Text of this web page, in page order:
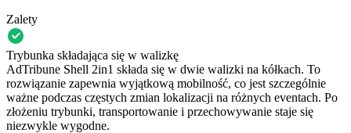
Zalety
Trybunka składająca się w walizkę
AdTribune Shell 2in1 składa się w dwie walizki na kółkach. To
rozwiązanie zapewnia wyjątkową mobilność, co jest szczególnie
ważne podczas częstych zmian lokalizacji na różnych eventach. Po
złożeniu trybunki, transportowanie i przechowywanie staje się
niezwykle wygodne.